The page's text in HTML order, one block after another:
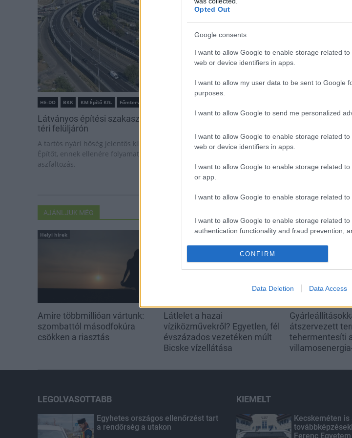
Opted Out
Google consents
I want to allow Google to enable storage related
web or device identifiers in apps.
I want to allow my user data to be sent to Google
purposes.
I want to allow Google to send me personalized
I want to allow Google to enable storage related
web or device identifiers in apps.
I want to allow Google to enable storage related
or app.
I want to allow Google to enable storage related to
I want to allow Google to enable storage related to
authentication functionality and fraud prevention,
CONFIRM
Data Deletion Data Access
HE-DO BKK KM Építő Kft. Főmterv Mérnöki Tervező Zrt.
Látványos építési szakasz indult be a Flórián
téri felüljárón
A tartós nyári hőség jelentős kihívás elé állítja a KM
Építőt, ennek ellenére folyamatosan halad az
aszfaltozás.
Látlelet a hazai
Épített öröksége
készül Mohács a
AJÁNLJUK MÉG
Helyi hírek
Amire többmillióan vártunk:
szombattól másodfokúra
csökken a riasztás
Látlelet a hazai
víziközművekről? Egyetlen, fél
évszázados vezetéken múlt
Bicske vízellátása
Helyi hírek
átszervezett
tehermentesíti
LEGOLVASOTTABB
Egyhetes országos ellenőrzést tart
a rendőrség a utakon
KIEMELT
Kecskeméten is
Ferenc Egyetem